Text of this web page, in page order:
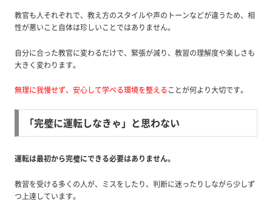
教官も人それぞれで、教え方のスタイルや声のトーンなどが違うため、相
性が悪いこと自体は珍しいことではありません。
自分に合った教官に変わるだけで、緊張が減り、教習の理解度や楽しさも
大きく変わります。
無理に我慢せず、安心して学べる環境を整えることが何より大切です。
「完璧に運転しなきゃ」と思わない
運転は最初から完璧にできる必要はありません。
教習を受ける多くの人が、ミスをしたり、判断に迷ったりしながら少しず
つ上達しています。